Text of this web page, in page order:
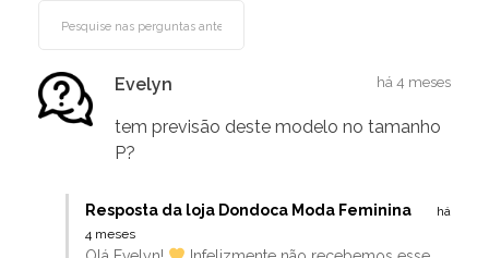
Evelyn há 4 meses
tem previsão deste modelo no tamanho
P?
Resposta da loja Dondoca Moda Feminina
há
4 meses